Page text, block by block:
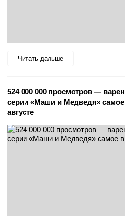
Читать дальше
524 000 000 просмотров —
серии «Маши и Медведя» самое
августе